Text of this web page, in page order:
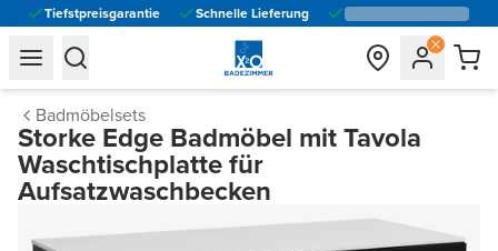
Tiefstpreisgarantie Schnelle Lieferung
general.navigation.toggle_menu.label
general.navigation.toggle_menu.label
Badmöbelsets
Storke Edge Badmöbel mit Tavola
Waschtischplatte für
Aufsatzwaschbecken